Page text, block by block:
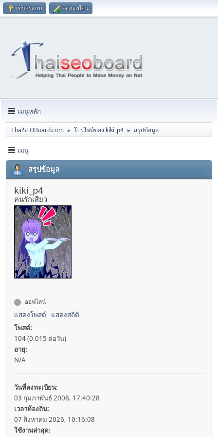
เข้าสู่ระบบ ลงทะเบียน
เมนูหลัก
ThaiSEOBoard.com ► โปรไฟล์ของ kiki_p4 ► สรุปข้อมูล
เมนู
สรุปข้อมูล
kiki_p4
คนรักเสียว
ออฟไลน์
แสดงโพสต์
แสดงสถิติ
โพสต์:
104 (0.015 ต่อวัน)
อายุ:
N/A
วันที่ลงทะเบียน:
03 กุมภาพันธ์ 2008, 17:40:28
เวลาท้องถิ่น:
07 สิงหาคม 2026, 10:16:08
ใช้งานล่าสุด: